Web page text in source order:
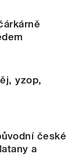
yzop,
české
a